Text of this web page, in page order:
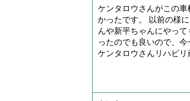
ケンタロウさんがこの
かったです。 以前の様
んや新平ちゃんにやっ
ったのでも良いので、
ケンタロウさんリハビリ